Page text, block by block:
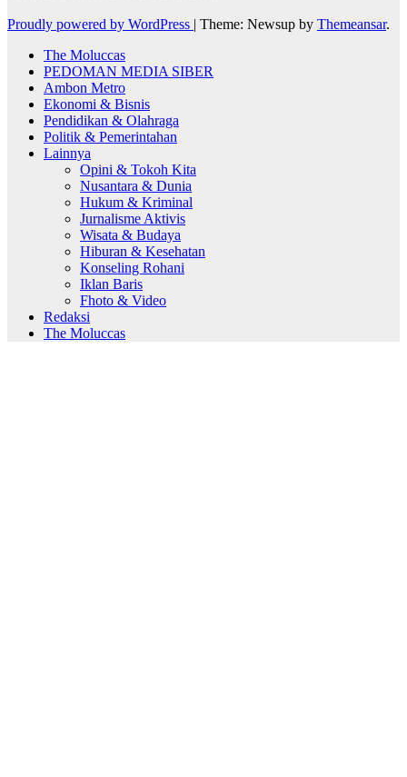
Proudly powered by WordPress | Theme: Newsup by Themeansar.
The Moluccas
PEDOMAN MEDIA SIBER
Ambon Metro
Ekonomi & Bisnis
Pendidikan & Olahraga
Politik & Pemerintahan
Lainnya
Opini & Tokoh Kita
Nusantara & Dunia
Hukum & Kriminal
Jurnalisme Aktivis
Wisata & Budaya
Hiburan & Kesehatan
Konseling Rohani
Iklan Baris
Fhoto & Video
Redaksi
The Moluccas